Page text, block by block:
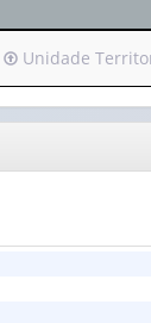
Irá
para
o
cabeçalho
apenas
Unidade